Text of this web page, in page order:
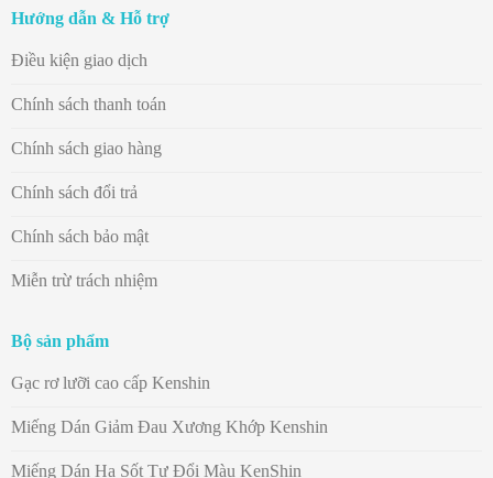
Hướng dẫn & Hỗ trợ
Điều kiện giao dịch
Chính sách thanh toán
Chính sách giao hàng
Chính sách đổi trả
Chính sách bảo mật
Miễn trừ trách nhiệm
Bộ sản phẩm
Gạc rơ lưỡi cao cấp Kenshin
Miếng Dán Giảm Đau Xương Khớp Kenshin
Miếng Dán Hạ Sốt Tự Đổi Màu KenShin